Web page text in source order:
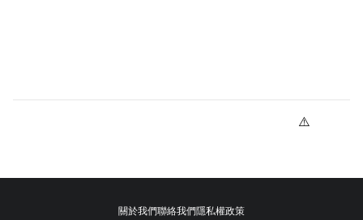
關於我們聯絡我們隱私權政策